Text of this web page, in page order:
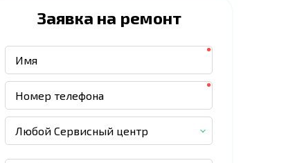
Заявка на ремонт
Любой Сервисный центр